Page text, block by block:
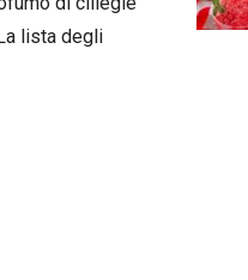
lista degli